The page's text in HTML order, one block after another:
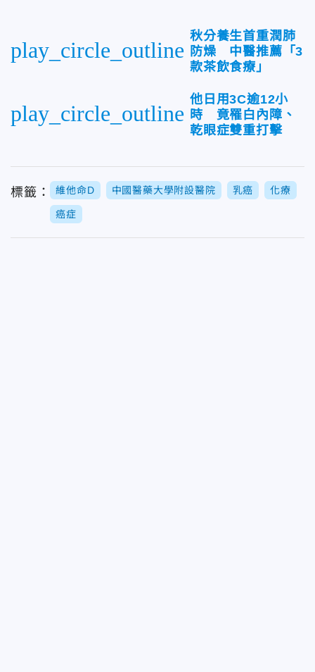
play_circle_outline
秋分養生首重潤肺
防燥 中醫推薦「3
款茶飲食療」
play_circle_outline
他日用3C逾12小
時 竟罹白內障、
乾眼症雙重打擊
標籤： 維他命D 中國醫藥大學附設醫院 乳癌 化療
癌症